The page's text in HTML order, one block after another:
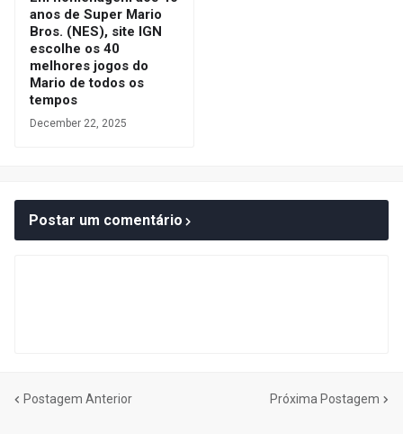
anos de Super Mario
Bros. (NES), site IGN
escolhe os 40
melhores jogos do
Mario de todos os
tempos
December 22, 2025
Postar um comentário
Postagem Anterior Próxima Postagem